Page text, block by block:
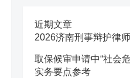
近期文章
2026济南刑事辩护律
取保候审申请中“社会
实务要点参考